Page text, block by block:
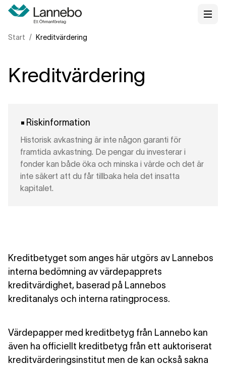
Start Kreditvärdering
Kreditvärdering
Riskinformation
Historisk avkastning är inte någon garanti för
framtida avkastning. De pengar du investerar i
fonder kan både öka och minska i värde och det är
inte säkert att du får tillbaka hela det insatta
kapitalet.
Kreditbetyget som anges här utgörs av Lannebos
interna bedömning av värdepapprets
kreditvärdighet, baserad på Lannebos
kreditanalys och interna ratingprocess.
Värdepapper med kreditbetyg från Lannebo kan
även ha officiellt kreditbetyg från ett auktoriserat
kreditvärderingsinstitut men de kan också sakna